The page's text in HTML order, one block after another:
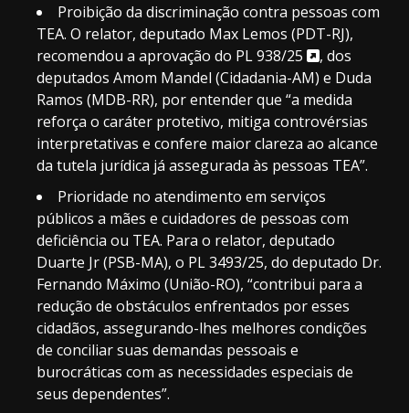
Proibição da discriminação contra pessoas com
TEA. O relator, deputado Max Lemos (PDT-RJ),
recomendou a aprovação do PL 938/25
, dos
deputados Amom Mandel (Cidadania-AM) e Duda
Ramos (MDB-RR), por entender que “a medida
reforça o caráter protetivo, mitiga controvérsias
interpretativas e confere maior clareza ao alcance
da tutela jurídica já assegurada às pessoas TEA”.
Prioridade no atendimento em serviços
públicos a mães e cuidadores de pessoas com
deficiência ou TEA. Para o relator, deputado
Duarte Jr (PSB-MA), o PL 3493/25, do deputado Dr.
Fernando Máximo (União-RO), “contribui para a
redução de obstáculos enfrentados por esses
cidadãos, assegurando-lhes melhores condições
de conciliar suas demandas pessoais e
burocráticas com as necessidades especiais de
seus dependentes”.